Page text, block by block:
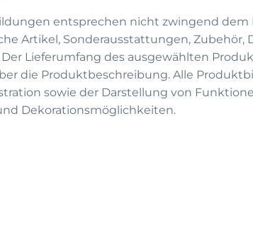
entsprechen nicht zwingend dem
Artikel, Sonderausstattungen, Zubehör,
Lieferumfang des ausgewählten
die Produktbeschreibung. Alle
sowie der Darstellung von
Dekorationsmöglichkeiten.